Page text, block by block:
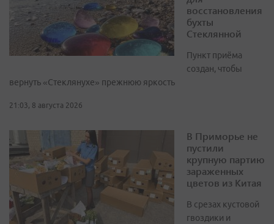
восстановления
бухты
Стеклянной
Пункт приёма
создан, чтобы
вернуть «Стеклянухе» прежнюю яркость
21:03, 8 августа 2026
В Приморье не
пустили
крупную партию
зараженных
цветов из Китая
В срезах кустовой
гвоздики и